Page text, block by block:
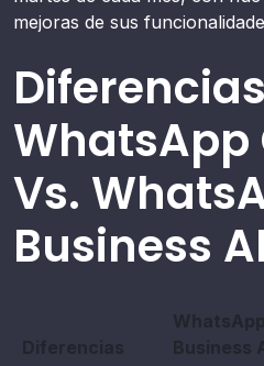
mejoras de sus
WhatsApp
Vs.
Business
Diferencias
WhatsApp
Business